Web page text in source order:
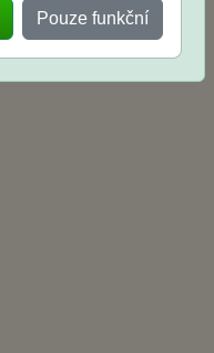
Pouze funkční